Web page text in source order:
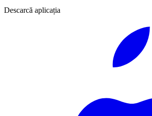
Descarcă aplicația